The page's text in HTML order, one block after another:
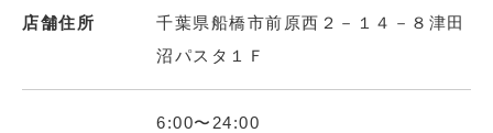
店舗住所
千葉県船橋市前原西２－１４－８津田
沼パスタ１Ｆ
6:00〜24:00